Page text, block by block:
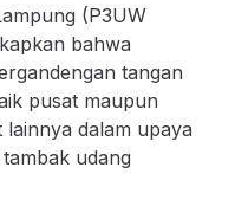
(P3UW
bahwa
tangan
pusat maupun
dalam upaya
udang